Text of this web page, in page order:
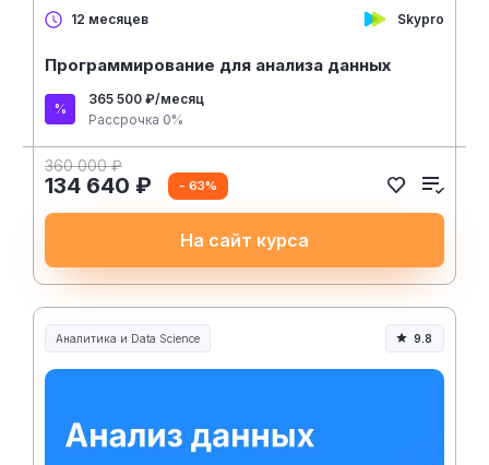
12 месяцев Skypro
Программирование для анализа данных
365 500 ₽/месяц
Рассрочка 0%
360 000 ₽
134 640 ₽ - 63%
На сайт курса
Аналитика и Data Science 9.8